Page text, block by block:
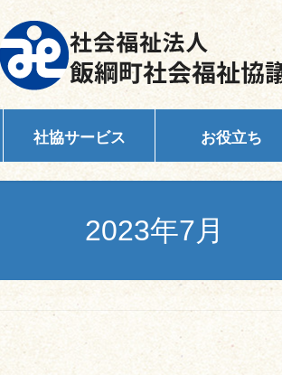
社協サービス お役立ち
2023年7月